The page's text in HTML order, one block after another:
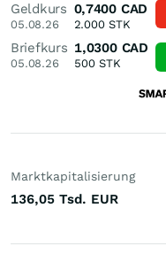
Geldkurs
05.08.26
0,7400 CAD
2.000STK
Briefkurs
05.08.26
1,0300 CAD
500STK
Marktkapitalisierung
136,05 Tsd. EUR